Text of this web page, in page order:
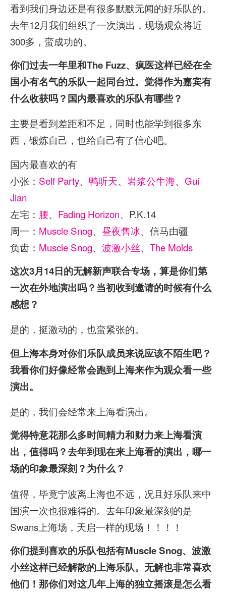
看到我们身边还是有很多默默无闻的好乐队的。
去年12月我们组织了一次演出，现场观众将近
300多，蛮成功的。
你们过去一年里和The Fuzz、疯医这样已经在全
国小有名气的乐队一起同台过。觉得作为嘉宾有
什么收获吗？国内最喜欢的乐队有哪些？
主要是看到差距和不足，同时也能学到很多东
西，锻炼自己，也给自己有了信心吧。
国内最喜欢的有
小张： Self Party、 鸭听天、 岩浆公牛海、 Gui
Jian
左宅： 腰、 Fading Horizon、P.K.14
周一： Muscle Snog、 昼夜售冰、信马由疆
负齿： Muscle Snog、 波激小丝、 The Molds
这次3月14日的无解新声联合专场，算是你们第
一次在外地演出吗？当初收到邀请的时候有什么
感想？
是的，挺激动的，也蛮紧张的。
但上海本身对你们乐队成员来说应该不陌生吧？
我看你们好像经常会跑到上海来作为观众看一些
演出。
是的，我们会经常来上海看演出。
觉得特意花那么多时间精力和财力来上海看演
出，值得吗？去年到现在来上海看的演出，哪一
场的印象最深刻？为什么？
值得，毕竟宁波离上海也不远，况且好乐队来中
国演一次也很难得的。去年印象最深刻的是
Swans上海场，天启一样的现场！！！！
你们提到喜欢的乐队包括有Muscle Snog、波激
小丝这样已经解散的上海乐队。无解也非常喜欢
他们！那你们对这几年上海的独立摇滚是怎么看